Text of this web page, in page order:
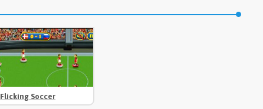
Flicking Soccer